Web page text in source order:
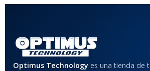
COLOR
Optimus Technology es una tienda de